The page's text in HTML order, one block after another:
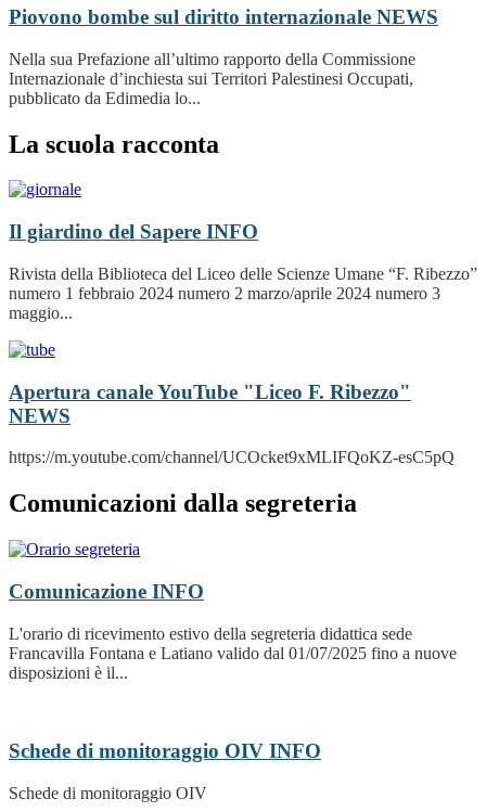
Piovono bombe sul diritto internazionale NEWS
Nella sua Prefazione all’ultimo rapporto della Commissione
Internazionale d’inchiesta sui Territori Palestinesi Occupati,
pubblicato da Edimedia lo...
La scuola racconta
Il giardino del Sapere INFO
Rivista della Biblioteca del Liceo delle Scienze Umane “F. Ribezzo”
numero 1 febbraio 2024 numero 2 marzo/aprile 2024 numero 3
maggio...
Apertura canale YouTube "Liceo F. Ribezzo"
NEWS
https://m.youtube.com/channel/UCOcket9xMLIFQoKZ-esC5pQ
Comunicazioni dalla segreteria
Comunicazione INFO
L'orario di ricevimento estivo della segreteria didattica sede
Francavilla Fontana e Latiano valido dal 01/07/2025 fino a nuove
disposizioni è il...
Schede di monitoraggio OIV INFO
Schede di monitoraggio OIV